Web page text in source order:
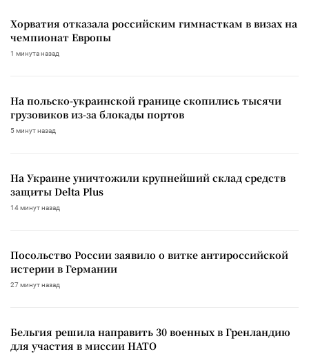
Хорватия отказала российским гимнасткам в визах на
чемпионат Европы
1 минута назад
На польско-украинской границе скопились тысячи
грузовиков из-за блокады портов
5 минут назад
На Украине уничтожили крупнейший склад средств
защиты Delta Plus
14 минут назад
Посольство России заявило о витке антироссийской
истерии в Германии
27 минут назад
Бельгия решила направить 30 военных в Гренландию
для участия в миссии НАТО